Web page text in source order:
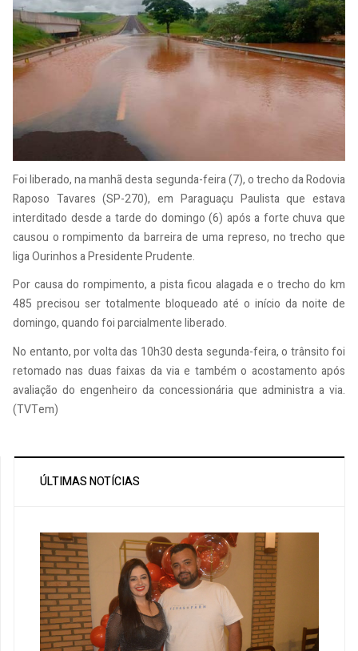
Foi liberado, na manhã desta segunda-feira (7), o trecho da Rodovia
Raposo Tavares (SP-270), em Paraguaçu Paulista que estava
interditado desde a tarde do domingo (6) após a forte chuva que
causou o rompimento da barreira de uma represo, no trecho que
liga Ourinhos a Presidente Prudente.
Por causa do rompimento, a pista ficou alagada e o trecho do km
485 precisou ser totalmente bloqueado até o início da noite de
domingo, quando foi parcialmente liberado.
No entanto, por volta das 10h30 desta segunda-feira, o trânsito foi
retomado nas duas faixas da via e também o acostamento após
avaliação do engenheiro da concessionária que administra a via.
(TVTem)
ÚLTIMAS NOTÍCIAS